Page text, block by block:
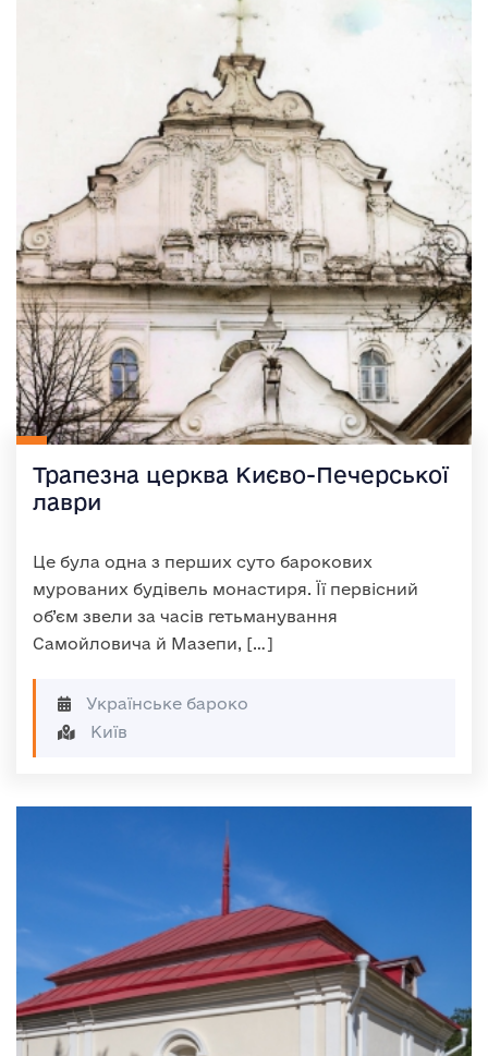
Трапезна церква Києво-Печерської
лаври
Це була одна з перших суто барокових
мурованих будівель монастиря. Її первісний
об’єм звели за часів гетьманування
Самойловича й Мазепи, […]
Українське бароко
Київ